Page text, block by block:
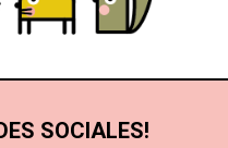
SOCIALES!